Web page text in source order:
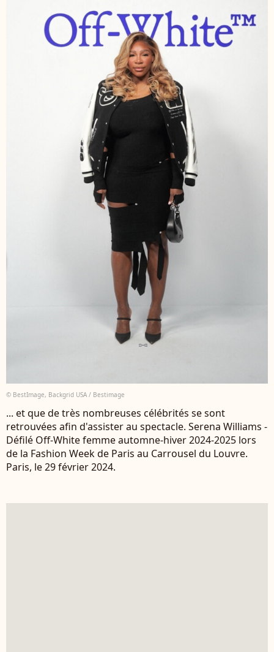
© BestImage, Backgrid USA / Bestimage
... et que de très nombreuses célébrités se sont
retrouvées afin d'assister au spectacle. Serena Williams -
Défilé Off-White femme automne-hiver 2024-2025 lors
de la Fashion Week de Paris au Carrousel du Louvre.
Paris, le 29 février 2024.